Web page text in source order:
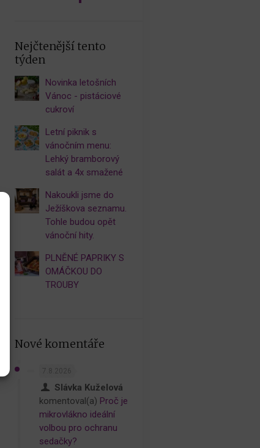
Nejčtenější tento
týden
Novinka letošních
Vánoc - pistáciové
cukroví
Letní piknik s
vánočním menu:
Lehký bramborový
salát a 4x smažené
Nakoukli jsme do
Ježíškova seznamu.
Tohle budou opět
vánoční hity.
PLNĚNÉ PAPRIKY S
OMÁČKOU DO
TROUBY
Nové komentáře
Slávka Kuželová
komentoval(a) Proč je
mikrovlákno ideální
volbou pro ochranu
sedačky?